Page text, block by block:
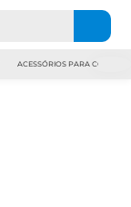
ACESSÓRIOS PARA